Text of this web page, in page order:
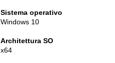
Sistema operativo
Windows 10
Architettura SO
x64